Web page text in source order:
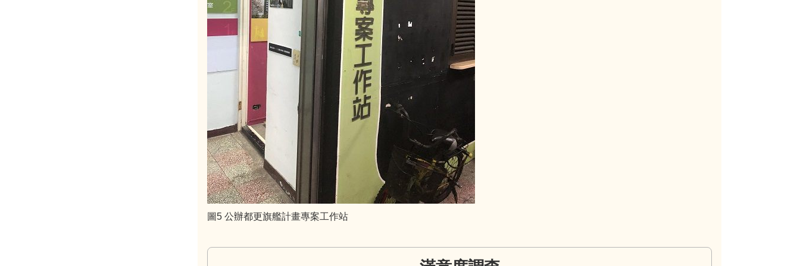
圖5 公辦都更旗艦計畫專案工作站